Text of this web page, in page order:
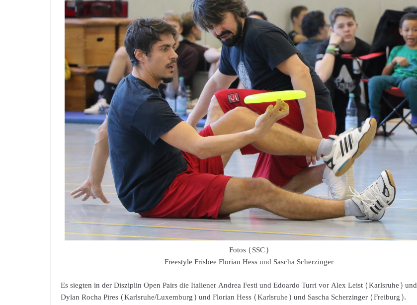
Fotos (SSC)
Freestyle Frisbee Florian Hess und Sascha Scherzinger
Es siegten in der Disziplin Open Pairs die Italiener Andrea Festi und Edoardo Turri vor Alex Leist (Karlsruhe) und
Dylan Rocha Pires (Karlsruhe/Luxemburg) und Florian Hess (Karlsruhe) und Sascha Scherzinger (Freiburg).